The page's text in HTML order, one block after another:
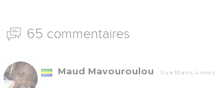
65 commentaires
Maud Mavouroulou Il y a 10 ans, 4 mois